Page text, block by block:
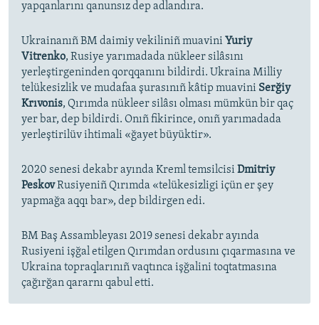
yapqanlarını qanunsız dep adlandıra.
Ukrainanıñ BM daimiy vekiliniñ muavini Yuriy
Vitrenko, Rusiye yarımadada nükleer silâsını
yerleştirgeninden qorqqanını bildirdi. Ukraina Milliy
telükesizlik ve mudafaa şurasınıñ kâtip muavini Serğiy
Krıvonis, Qırımda nükleer silâsı olması mümkün bir qaç
yer bar, dep bildirdi. Onıñ fikirince, onıñ yarımadada
yerleştirilüv ihtimali «ğayet büyüktir».
2020 senesi dekabr ayında Kreml temsilcisi Dmitriy
PeskovRusiyeniñ Qırımda «telükesizligi içün er şey
yapmağa aqqı bar», dep bildirgen edi.
BM Baş Assambleyası 2019 senesi dekabr ayında
Rusiyeni işğal etilgen Qırımdan ordusını çıqarmasına ve
Ukraina topraqlarınıñ vaqtınca işğalini toqtatmasına
çağırğan qararnı qabul etti.